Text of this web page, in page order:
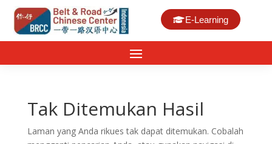
E-Learning
Tak Ditemukan Hasil
Laman yang Anda rikues tak dapat ditemukan. Cobalah